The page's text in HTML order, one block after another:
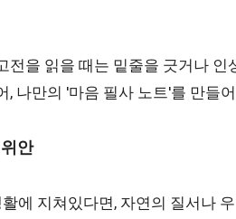
전을 읽을 때는 밑줄을 긋거나
, 나만의 '마음 필사 노트'를 만들
안
에 지쳐있다면, 자연의 질서나